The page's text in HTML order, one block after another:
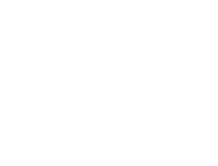
to ensure reliable